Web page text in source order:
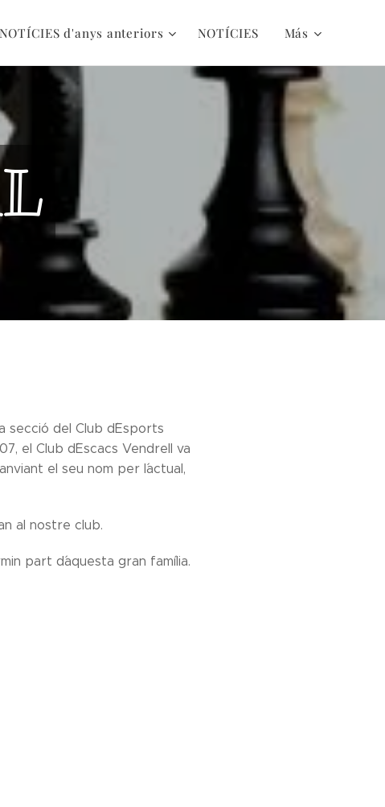
NOTÍCIES d'anys anteriors NOTÍCIES Más
secció del Club d´Esports
el Club d´Escacs Vendrell va
el seu nom per l´actual,
al nostre club.
part d´aquesta gran família.